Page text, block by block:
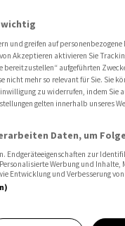
des Handelsumsatzes
und greifen auf
Akzeptieren aktivieren Sie
bereitzustellen“ aufgeführten
nicht mehr so relevant für Sie. Sie
zu widerrufen, indem Sie
gelten innerhalb unseres
Daten, um
Endgeräteeigenschaften zur
Werbung und Inhalte,
Entwicklung und Verbesserung